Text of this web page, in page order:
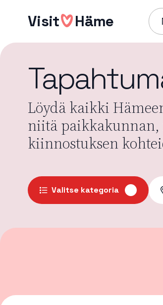
sisältöönVisit Häme
Löydä kaikki
niitä paikkakunnan,
kiinnostuksen
Valitse kategoria